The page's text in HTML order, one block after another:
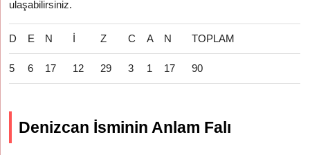
ulaşabilirsiniz.
D E N İ Z C A N TOPLAM
5 6 17 12 29 3 1 17 90
Denizcan İsminin Anlam Falı